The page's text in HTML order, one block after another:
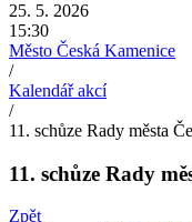
25. 5. 2026
15:30
Město Česká Kamenice
/
Kalendář akcí
/
11. schůze Rady města
11. schůze Rady
Zpět